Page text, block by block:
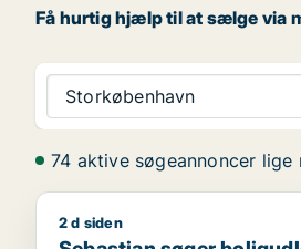
Få hurtig hjælp til at sælge via
Storkøbenhavn
74 aktive søgeannoncer lige
Sebastian søger
2 d siden